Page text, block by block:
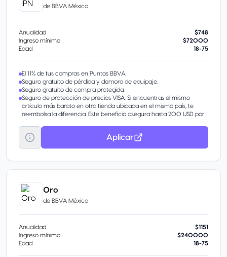
de BBVA México
Anualidad
$748
Ingreso mínimo
$72000
Edad
18-75
El 11% de tus compras en Puntos BBVA.
Seguro gratuito de pérdida y demora de equipaje.
Seguro gratuito de compra protegida.
Seguro de protección de precios VISA. Si encuentras el mismo
artículo más barato en otra tienda ubicada en el mismo país, te
reembolsa la diferencia. Este beneficio asegura hasta 200 USD por
año.
Aplicar
Oro
de BBVA México
Anualidad
$1151
Ingreso mínimo
$240000
Edad
18-75